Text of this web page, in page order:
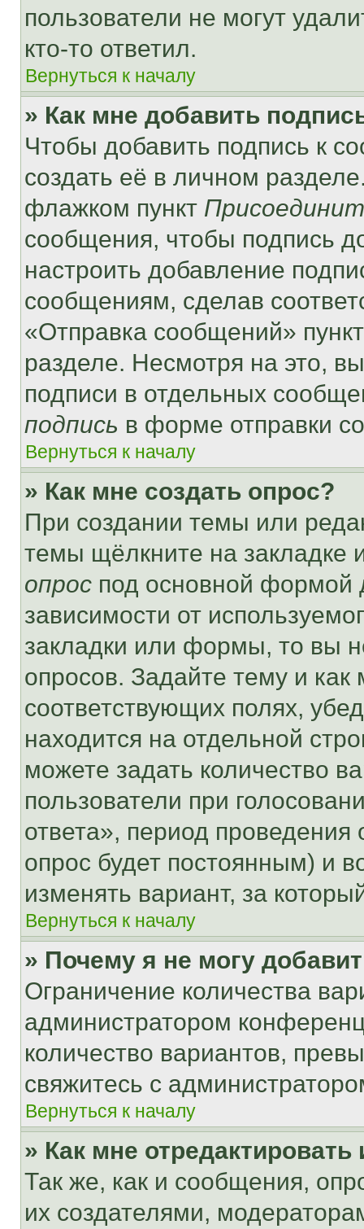
пользователи не могут
кто-то ответил.
Вернуться к началу
» Как мне добавить
Чтобы добавить подпись к
создать её в личном
флажком пункт
сообщения, чтобы подпись
настроить добавление
сообщениям, сделав
«Отправка сообщений»
разделе. Несмотря на это,
подписи в отдельных
подпись в форме отправки
Вернуться к началу
» Как мне создать опрос?
При создании темы или
темы щёлкните на
опрос под основной формой
зависимости от
закладки или формы, то вы
опросов. Задайте тему и
соответствующих полях,
находится на отдельной
можете задать количество
пользователи при
ответа», период проведения
опрос будет постоянным) и
изменять вариант, за
Вернуться к началу
» Почему я не могу
Ограничение количества
администратором
количество вариантов,
свяжитесь с
Вернуться к началу
» Как мне
Так же, как и сообщения,
их создателями,